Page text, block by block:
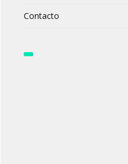
Contacto